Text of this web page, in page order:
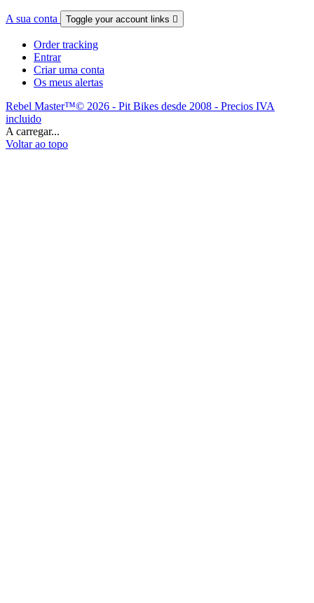
A sua conta Toggle your account links 
Order tracking
Entrar
Criar uma conta
Os meus alertas
Rebel Master™© 2026 - Pit Bikes desde 2008 - Precios IVA
incluido
A carregar...
Voltar ao topo